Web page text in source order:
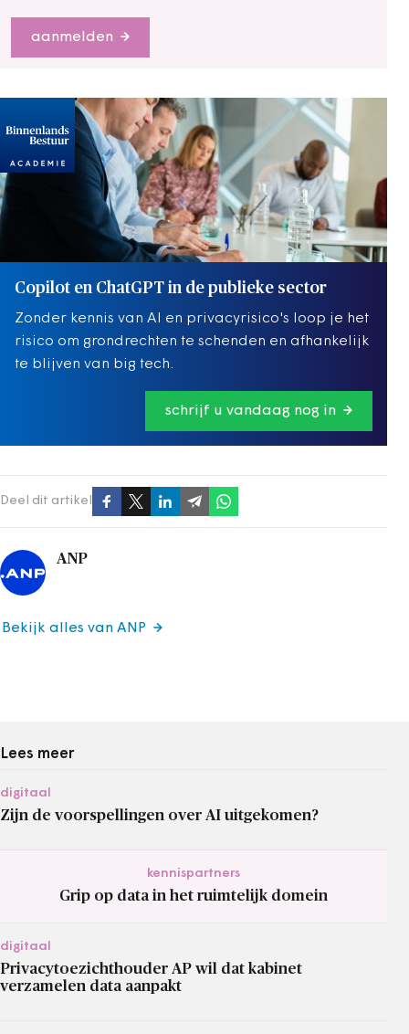
aanmelden
Copilot en ChatGPT in de publieke sector
Zonder kennis van AI en privacyrisico's loop je het
risico om grondrechten te schenden en afhankelijk
te blijven van big tech.
schrijf u vandaag nog in
Deel dit artikel
ANP
Bekijk alles van ANP
Lees meer
digitaal
Zijn de voorspellingen over AI uitgekomen?
kennispartners
Grip op data in het ruimtelijk domein
digitaal
Privacytoezichthouder AP wil dat kabinet
verzamelen data aanpakt